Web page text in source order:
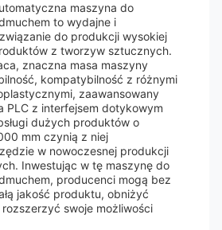
maszyna do
to wydajne i
do produkcji wysokiej
z tworzyw sztucznych.
znaczna masa maszyny
kompatybilność z różnymi
zaawansowany
PLC z interfejsem dotykowym
dużych produktów o
mm czynią z niej
w nowoczesnej produkcji
Inwestując w tę maszynę do
producenci mogą bez
jakość produktu, obniżyć
swoje możliwości